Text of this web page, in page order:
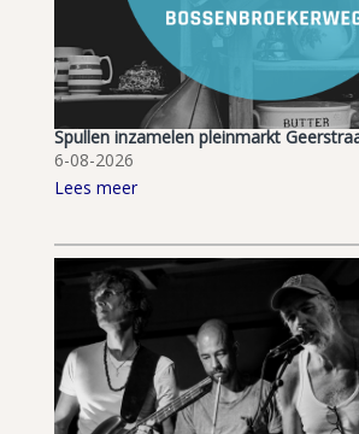
Spullen inzamelen pleinmarkt
6-08-2026
Lees meer